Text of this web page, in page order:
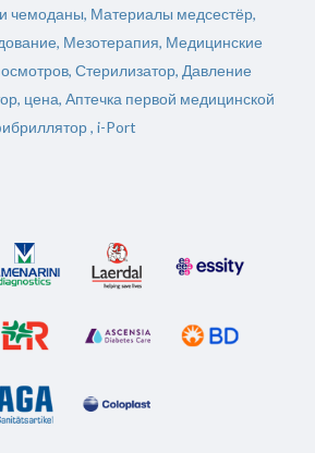
чемоданы, Материалы медсестёр,
, Мезотерапия, Медицинские
, Стерилизатор, Давление
цена, Аптечка первой медицинской
, i-Port